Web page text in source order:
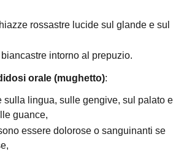
rossastre lucide sul glande e sul
intorno al prepuzio.
orale (mughetto):
sulla lingua, sulle gengive, sul palato e
guance,
essere dolorose o sanguinanti se